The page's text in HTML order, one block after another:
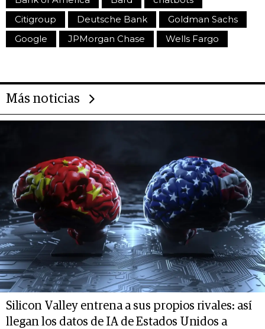
Citigroup
Deutsche Bank
Goldman Sachs
Google
JPMorgan Chase Wells Fargo
Más noticias
Silicon Valley entrena a sus propios rivales: así
llegan los datos de IA de Estados Unidos a